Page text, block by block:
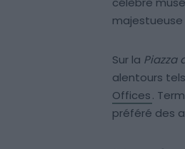
Sur la Piazza
alentours
Offices.
préféré des